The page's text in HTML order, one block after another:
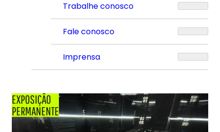
Trabalhe conosco
Fale conosco
Imprensa
EXPOSIÇÃO
PERMANENTE